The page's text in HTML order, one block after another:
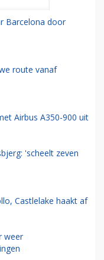
Barcelona door
route vanaf
Airbus A350-900 uit
'scheelt zeven
Castlelake haakt af
weer